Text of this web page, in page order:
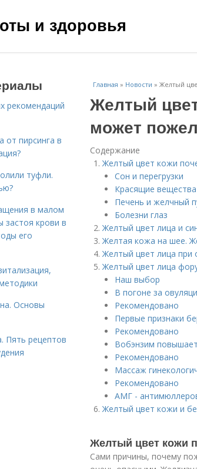
и здоровья
Главная » Новости » Желтый
Желтый
может
Содержание
Желтый цвет кожи
Сон и перегрузки
Красящие вещества
Печень и желчный
Болезни глаз
Желтый цвет лица и
Желтая кожа на шее.
Желтый цвет лица при
Желтый цвет лица
Наш выбор
В погоне за
Рекомендовано
Первые признаки
Рекомендовано
Вобэнзим
Рекомендовано
Массаж
Рекомендовано
АМГ -
Желтый цвет кожи и
Желтый цвет кожи
Сами причины, почему
рекомендаций
от пирсинга в
туфли.
в малом
застоя крови в
его
Основы
Пять рецептов